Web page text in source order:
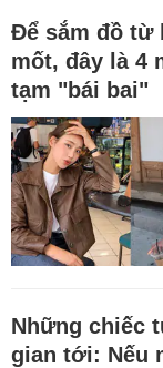
Để sắm đồ từ
mốt, đây là 4
tạm "bái bai"
Những chiếc
gian tới: Nếu